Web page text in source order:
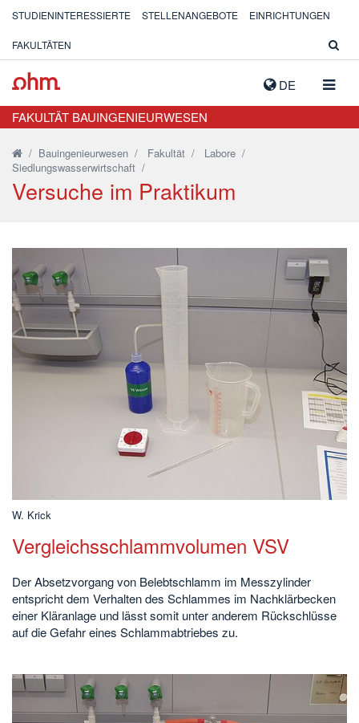
DE
STUDIENINTERESSIERTE STELLENANGEBOTE EINRICHTUNGEN
FAKULTÄTEN
FAKULTÄT BAUINGENIEURWESEN
/ Bauingenieurwesen / Fakultät / Labore /
Siedlungswasserwirtschaft /
Versuche im Praktikum
W. Krick
Vergleichsschlammvolumen VSV
Der Absetzvorgang von Belebtschlamm im Messzylinder
entspricht dem Verhalten des Schlammes im Nachklärbecken
einer Kläranlage und lässt somit unter anderem Rückschlüsse
auf die Gefahr eines Schlammabtriebes zu.